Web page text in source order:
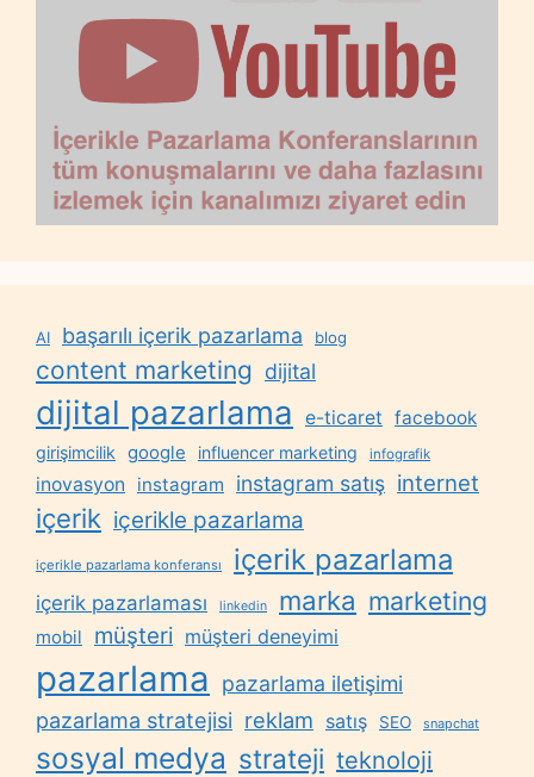
AI başarılı içerik pazarlama blog
content marketing dijital
dijital pazarlama e-ticaret facebook
girişimcilik google influencer marketing infografik
inovasyon instagram instagram satış internet
içerik içerikle pazarlama
içerikle pazarlama konferansı içerik pazarlama
içerik pazarlaması linkedin marka marketing
mobil müşteri müşteri deneyimi
pazarlama
pazarlama iletişimi
pazarlama stratejisi reklam satış SEO snapchat
sosyal medya strateji teknoloji